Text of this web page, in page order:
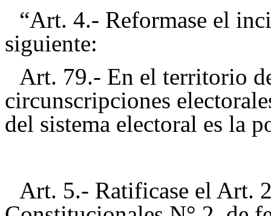
“Art. 4.- Reformase el
siguiente:
Art. 79.- En el territorio
circunscripciones
del sistema electoral es la
Art. 5.- Ratificase el Art.